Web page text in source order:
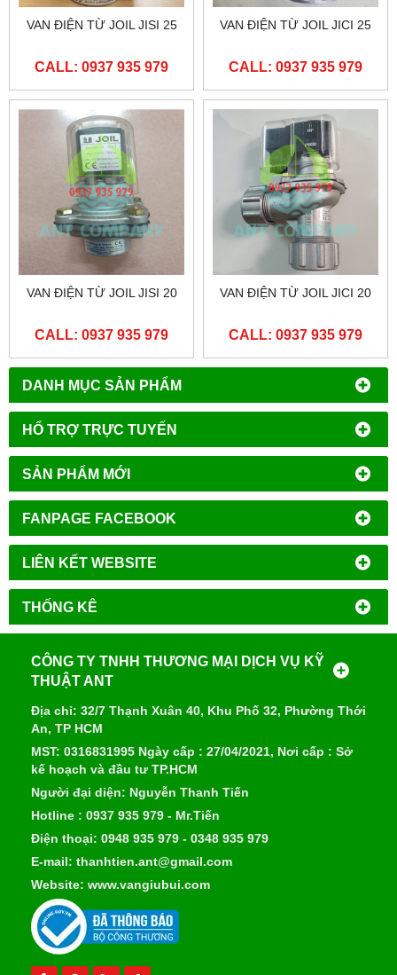
DANH MỤC SẢN PHẨM
HỔ TRỢ TRỰC TUYẾN
SẢN PHẨM MỚI
FANPAGE FACEBOOK
LIÊN KẾT WEBSITE
THỐNG KÊ
VAN ĐIỆN TỪ JOIL JISI 25
CALL: 0937 935 979
VAN ĐIỆN TỪ JOIL JICI 25
CALL: 0937 935 979
VAN ĐIỆN TỪ JOIL JISI 20
CALL: 0937 935 979
VAN ĐIỆN TỪ JOIL JICI 20
CALL: 0937 935 979
CÔNG TY TNHH THƯƠNG MẠI DỊCH VỤ KỸ
THUẬT ANT
Địa chỉ: 32/7 Thạnh Xuân 40, Khu Phố 32, Phường Thới
An, TP HCM
MST: 0316831995 Ngày cấp : 27/04/2021, Nơi cấp : Sở
kế hoạch và đầu tư TP.HCM
Người đại diện: Nguyễn Thanh Tiến
Hotline : 0937 935 979 - Mr.Tiến
Điện thoại: 0948 935 979 - 0348 935 979
E-mail: thanhtien.ant@gmail.com
Website: www.vangiubui.com